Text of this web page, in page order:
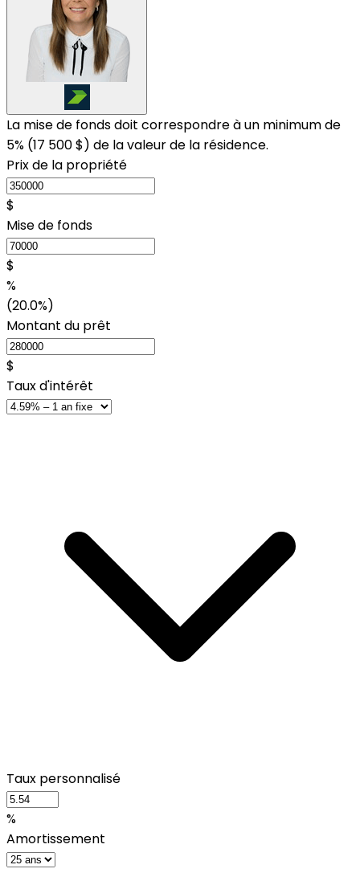
La mise de fonds doit correspondre à un minimum de
5% (17 500 $) de la valeur de la résidence.
Prix de la propriété
$
Mise de fonds
$
%
(20.0%)
Montant du prêt
$
Taux d'intérêt
Taux personnalisé
%
Amortissement